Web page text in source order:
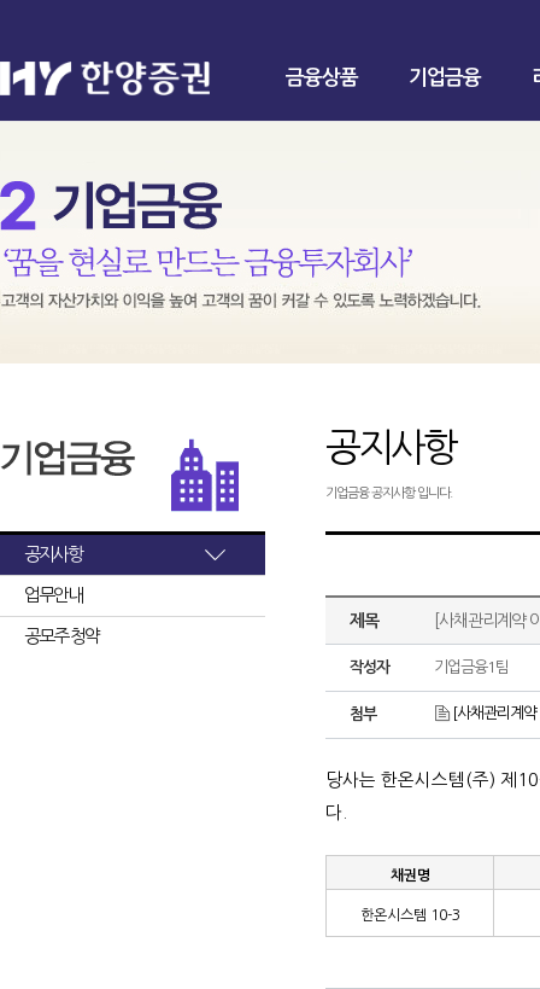
금융상품 기업금융
공지사항
업무안내
공모주 청약
공지사항
기업금융 공지사항 입니다.
제목 [사채관리계약
작성자 기업금융1팀
첨부 [사채관리계
당사는 한온시스템 (주) 제
다
채권명
한온시스템 10-3